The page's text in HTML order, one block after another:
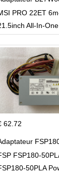
PRO 22ET
All-In-One
62.72
FSP180-
50PLA